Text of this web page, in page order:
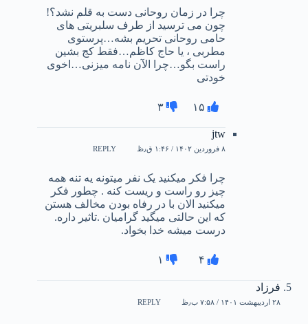
چرا در زمان روحانی دست به قلم نشد؟!
چون می ترسید از طرف سلبریتی های
حامی روحانی تحریم بشه…پرستوی
مطربی ، یا حاج کاظم…فقط کج بشین
راست بگو…چرا الآن نامه میزنی…اخوی
خودتی
۱۵ ۳
jtw
۸ فروردین ۱۴۰۲ / ۱:۴۶ ق٫ظ REPLY
چرا فکر میکنید یک نفر میتونه یه تنه همه
چیز رو راست و ریست کنه . چطور فکر
میکنید الان با در رفاه بودن مخالف هستن
که این حالتی میگید گرامیان .تاثیر داره.
درست میشه خدا بخواد.
۴ ۱
فرزاد
۲۸ اردیبهشت ۱۴۰۱ / ۷:۵۸ ب٫ظ REPLY